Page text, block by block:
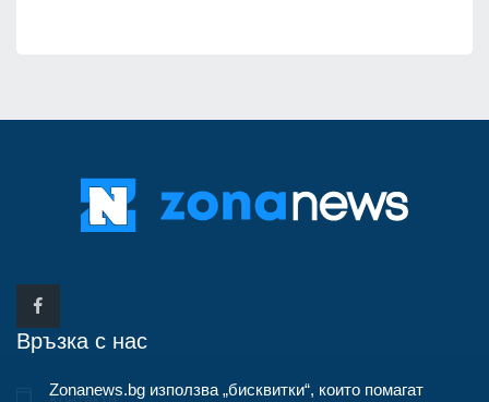
Връзка с нас
Zonanews.bg използва „бисквитки“, които помагат